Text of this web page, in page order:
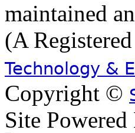
maintained
(A
Technology &
Copyright ©
Site